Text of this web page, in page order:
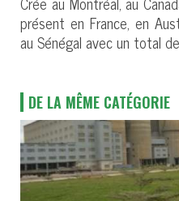
présent en France, en
au Sénégal avec un total
DE LA MÊME CATÉGORIE